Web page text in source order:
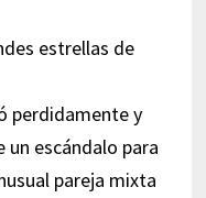
estrellas de
perdidamente y
un escándalo para
pareja mixta